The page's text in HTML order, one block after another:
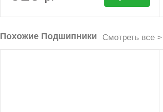
Похожие Подшипники Смотреть все >